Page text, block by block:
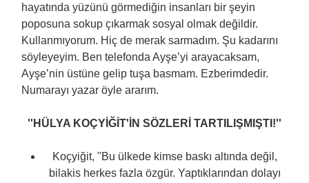
hayatında yüzünü görmediğin insanları bir şeyin
poposuna sokup çıkarmak sosyal olmak değildir.
Kullanmıyorum. Hiç de merak sarmadım. Şu kadarını
söyleyeyim. Ben telefonda Ayşe’yi arayacaksam,
Ayşe’nin üstüne gelip tuşa basmam. Ezberimdedir.
Numarayı yazar öyle ararım.
''HÜLYA KOÇYİĞİT'İN SÖZLERİ TARTILIŞMIŞTI!''
Koçyiğit, ''Bu ülkede kimse baskı altında değil,
bilakis herkes fazla özgür. Yaptıklarından dolayı